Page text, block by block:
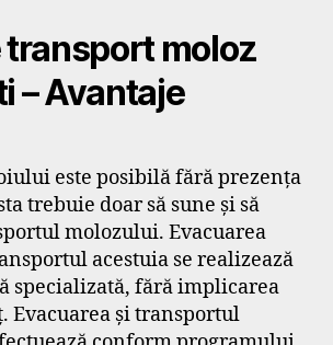
transport moloz
– Avantaje
este posibilă fără prezența
trebuie doar să sune și să
molozului. Evacuarea
acestuia se realizează
specializată, fără implicarea
Evacuarea și transportul